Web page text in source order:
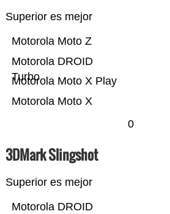
Superior es mejor
Motorola Moto X
Motorola Moto X Play
Motorola DROID
Turbo
Motorola Moto Z
0
3DMark Slingshot
Superior es mejor
Motorola DROID